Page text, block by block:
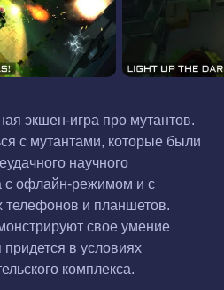
экшен-игра про мутантов.
с мутантами, которые были
научного
с офлайн-режимом и с
и планшетов.
свое умение
в условиях
комплекса.